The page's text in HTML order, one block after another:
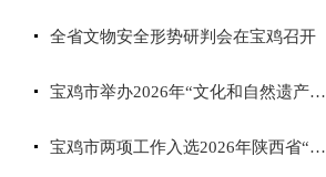
全省文物安全形势研判会在宝鸡召开
宝鸡市举办2026年“文化和自然遗产日”集中宣传活动
宝鸡市两项工作入选2026年陕西省“文化和自然遗...